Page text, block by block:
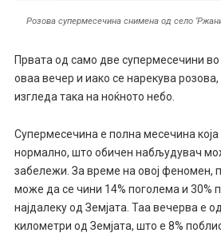
Розова супермесечина снимена од село
Првата од само две супермесечини
оваа вечер и иако се нарекува
изгледа така на ноќното небо.
Супермесечина е полна месечина
нормално, што обичен набљудувач
забележи. За време на овој феномен,
може да се чини 14% поголема и 30%
најдалеку од Земјата. Таа вечерва е
километри од Земјата, што е 8%